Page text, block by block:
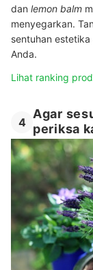
dan lemon balm
menyegarkan.
sentuhan
Anda.
Lihat ranking
4
Agar
periksa